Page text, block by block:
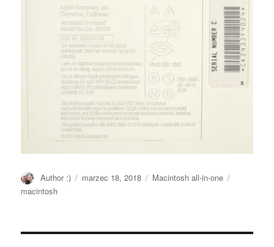
Autor
Author :) Opublikowano
marzec 18, 2018 Kategorie
Macintosh all-in-one
macintosh